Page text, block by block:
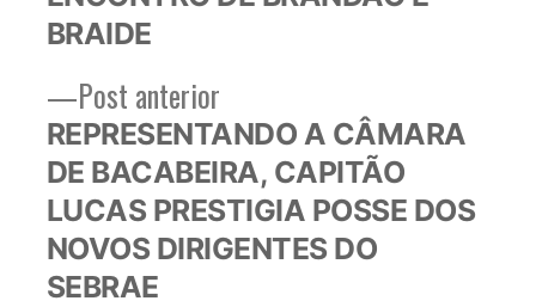
Post anteriorPost
anterior:
REPRESENTANDO A CÂMARA
DE BACABEIRA, CAPITÃO
LUCAS PRESTIGIA POSSE DOS
NOVOS DIRIGENTES DO
SEBRAE
BRAIDE